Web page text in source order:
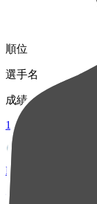
順位
選手名
成績
1
MF 14
住田 将